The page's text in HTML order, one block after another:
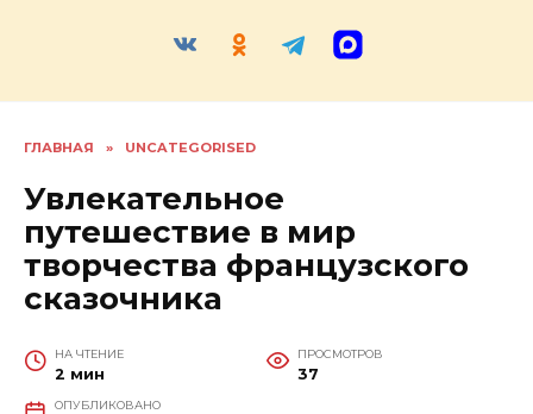
ГЛАВНАЯ » UNCATEGORISED
Увлекательное
путешествие в мир
творчества французского
сказочника
НА ЧТЕНИЕ
2 мин
ПРОСМОТРОВ
37
ОПУБЛИКОВАНО